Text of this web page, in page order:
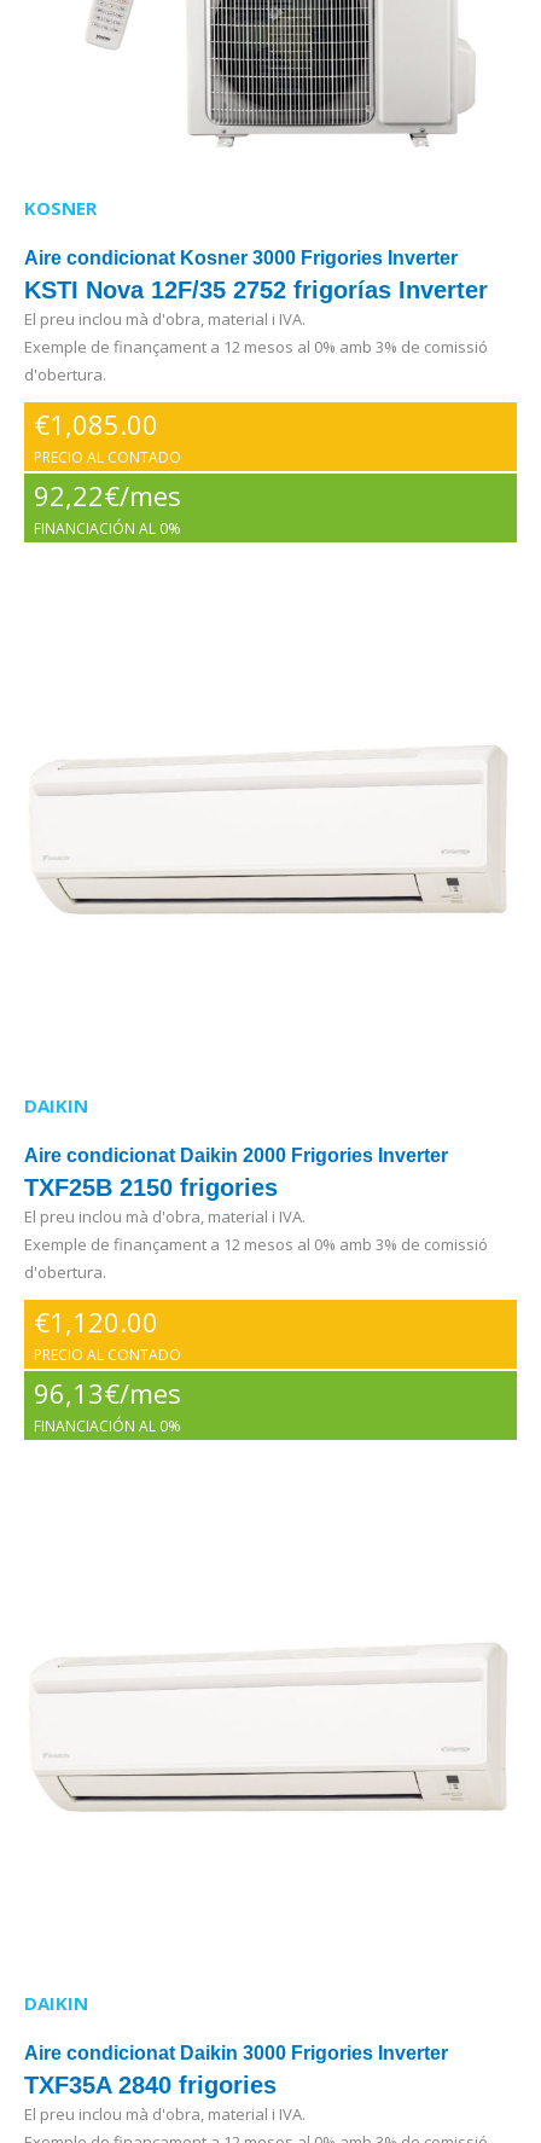
KOSNER
Aire condicionat Kosner 3000 Frigories Inverter
KSTI Nova 12F/35 2752 frigorías Inverter
El preu inclou mà d'obra, material i IVA.
Exemple de finançament a 12 mesos al 0% amb 3% de comissió
d'obertura.
€1,085.00
PRECIO AL CONTADO
92,22€/mes
FINANCIACIÓN AL 0%
DAIKIN
Aire condicionat Daikin 2000 Frigories Inverter
TXF25B 2150 frigories
El preu inclou mà d'obra, material i IVA.
Exemple de finançament a 12 mesos al 0% amb 3% de comissió
d'obertura.
€1,120.00
PRECIO AL CONTADO
96,13€/mes
FINANCIACIÓN AL 0%
DAIKIN
Aire condicionat Daikin 3000 Frigories Inverter
TXF35A 2840 frigories
El preu inclou mà d'obra, material i IVA.